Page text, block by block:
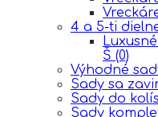
4 a 5-ti
Š (0)
Výhodné
Sady sa
Sady do
Sady